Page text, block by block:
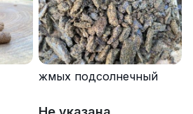
жмых подсолнечный